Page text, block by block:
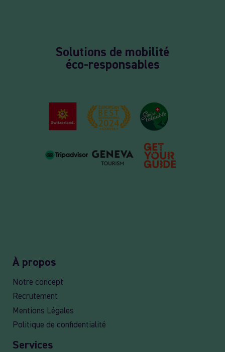
Solutions de mobilité
éco-responsables
À propos
Notre concept
Recrutement
Mentions Légales
Politique de confidentialité
Services